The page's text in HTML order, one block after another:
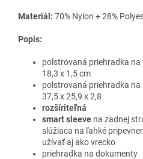
Materiál: 70% Nylon + 28%
Popis:
polstrovaná priehradka na
18,3 x 1,5 cm
polstrovaná priehradka na
37,5 x 25,9 x 2,8
rozšíriteľná
smart sleeve na zadnej
slúžiaca na ľahké
užívať aj ako vrecko
priehradka na dokumenty